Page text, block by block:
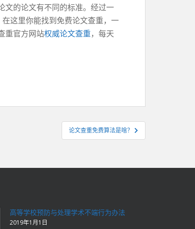
文的论文有不同的标准。经过一
这里你能找到免费论文查重，一
重官方网站权威论文查重，每天
论文查重免费算法是啥？
高等学校预防与处理学术不端行为办法
2019年1月1日